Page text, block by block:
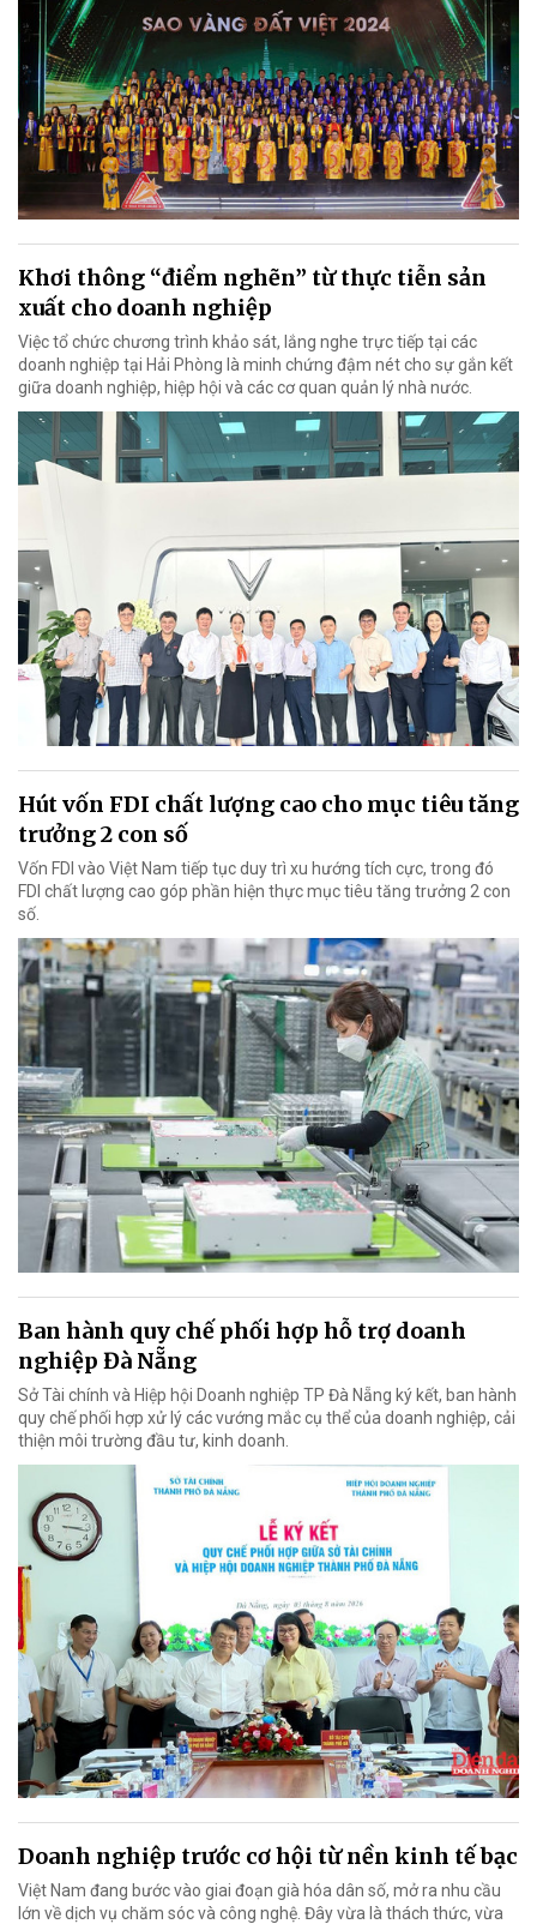
Khơi thông “điểm nghẽn” từ thực tiễn sản
xuất cho doanh nghiệp
Việc tổ chức chương trình khảo sát, lắng nghe trực tiếp tại các
doanh nghiệp tại Hải Phòng là minh chứng đậm nét cho sự gắn kết
giữa doanh nghiệp, hiệp hội và các cơ quan quản lý nhà nước.
Hút vốn FDI chất lượng cao cho mục tiêu tăng
trưởng 2 con số
Vốn FDI vào Việt Nam tiếp tục duy trì xu hướng tích cực, trong đó
FDI chất lượng cao góp phần hiện thực mục tiêu tăng trưởng 2 con
số.
Ban hành quy chế phối hợp hỗ trợ doanh
nghiệp Đà Nẵng
Sở Tài chính và Hiệp hội Doanh nghiệp TP Đà Nẵng ký kết, ban hành
quy chế phối hợp xử lý các vướng mắc cụ thể của doanh nghiệp, cải
thiện môi trường đầu tư, kinh doanh.
Doanh nghiệp trước cơ hội từ nền kinh tế bạc
Việt Nam đang bước vào giai đoạn già hóa dân số, mở ra nhu cầu
lớn về dịch vụ chăm sóc và công nghệ. Đây vừa là thách thức, vừa